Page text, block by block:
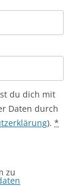
du dich mit
Daten durch
). *
zu